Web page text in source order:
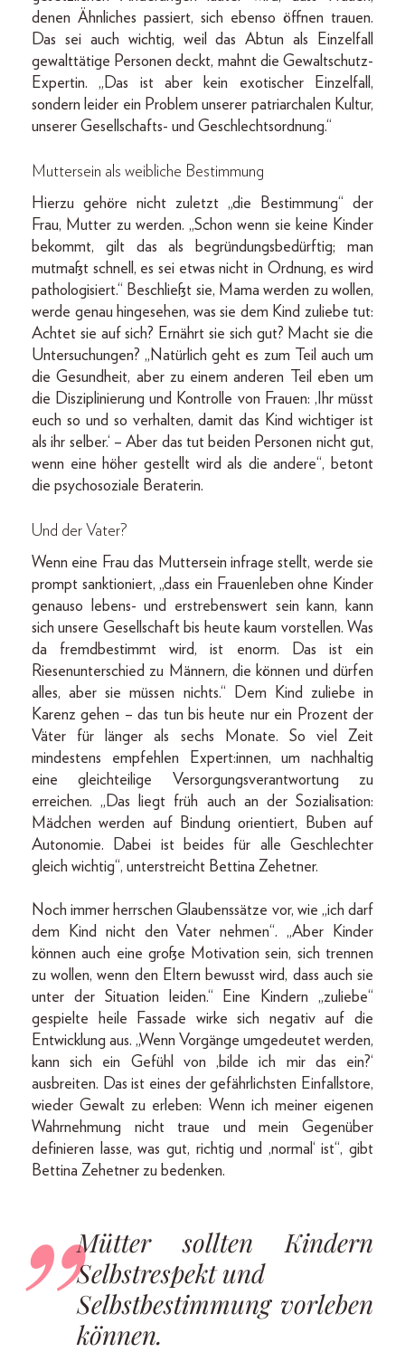
denen Ähnliches passiert, sich ebenso öffnen trauen.
Das sei auch wichtig, weil das Abtun als Einzelfall
gewalttätige Personen deckt, mahnt die Gewaltschutz-
Expertin. „Das ist aber kein exotischer Einzelfall,
sondern leider ein Problem unserer patriarchalen Kultur,
unserer Gesellschafts- und Geschlechtsordnung.“
Muttersein als weibliche Bestimmung
Hierzu gehöre nicht zuletzt „die Bestimmung“ der
Frau, Mutter zu werden. „Schon wenn sie keine Kinder
bekommt, gilt das als begründungsbedürftig; man
mutmaßt schnell, es sei etwas nicht in Ordnung, es wird
pathologisiert.“ Beschließt sie, Mama werden zu wollen,
werde genau hingesehen, was sie dem Kind zuliebe tut:
Achtet sie auf sich? Ernährt sie sich gut? Macht sie die
Untersuchungen? „Natürlich geht es zum Teil auch um
die Gesundheit, aber zu einem anderen Teil eben um
die Disziplinierung und Kontrolle von Frauen: ,Ihr müsst
euch so und so verhalten, damit das Kind wichtiger ist
als ihr selber.‘ – Aber das tut beiden Personen nicht gut,
wenn eine höher gestellt wird als die andere“, betont
die psychosoziale Beraterin.
Und der Vater?
Wenn eine Frau das Muttersein infrage stellt, werde sie
prompt sanktioniert, „dass ein Frauenleben ohne Kinder
genauso lebens- und erstrebenswert sein kann, kann
sich unsere Gesellschaft bis heute kaum vorstellen. Was
da fremdbestimmt wird, ist enorm. Das ist ein
Riesenunterschied zu Männern, die können und dürfen
alles, aber sie müssen nichts.“ Dem Kind zuliebe in
Karenz gehen – das tun bis heute nur ein Prozent der
Väter für länger als sechs Monate. So viel Zeit
mindestens empfehlen Expert:innen, um nachhaltig
eine gleichteilige Versorgungsverantwortung zu
erreichen. „Das liegt früh auch an der Sozialisation:
Mädchen werden auf Bindung orientiert, Buben auf
Autonomie. Dabei ist beides für alle Geschlechter
gleich wichtig“, unterstreicht Bettina Zehetner.
Noch immer herrschen Glaubenssätze vor, wie „ich darf
dem Kind nicht den Vater nehmen“. „Aber Kinder
können auch eine große Motivation sein, sich trennen
zu wollen, wenn den Eltern bewusst wird, dass auch sie
unter der Situation leiden.“ Eine Kindern „zuliebe“
gespielte heile Fassade wirke sich negativ auf die
Entwicklung aus. „Wenn Vorgänge umgedeutet werden,
kann sich ein Gefühl von ,bilde ich mir das ein?‘
ausbreiten. Das ist eines der gefährlichsten Einfallstore,
wieder Gewalt zu erleben: Wenn ich meiner eigenen
Wahrnehmung nicht traue und mein Gegenüber
definieren lasse, was gut, richtig und ,normal‘ ist“, gibt
Bettina Zehetner zu bedenken.
Mütter sollten Kindern
Selbstrespekt und
Selbstbestimmung vorleben
können.